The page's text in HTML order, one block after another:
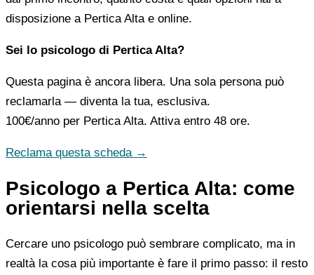
disposizione a Pertica Alta e online.
Sei lo psicologo di Pertica Alta?
Questa pagina è ancora libera. Una sola persona può
reclamarla — diventa la tua, esclusiva.
100€/anno per Pertica Alta. Attiva entro 48 ore.
Reclama questa scheda →
Psicologo a Pertica Alta: come
orientarsi nella scelta
Cercare uno psicologo può sembrare complicato, ma in
realtà la cosa più importante è fare il primo passo: il resto